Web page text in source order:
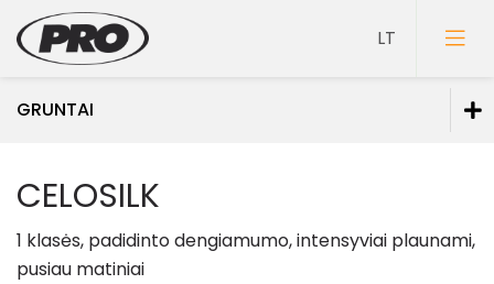
GRUNTAI
Gruntai
Sutvirtinantys gruntai
CELOSILK
1 klasės, padidinto dengiamumo, intensyviai plaunami,
pusiau matiniai